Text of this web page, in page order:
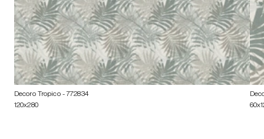
Decoro Tropico- 772834
120x280